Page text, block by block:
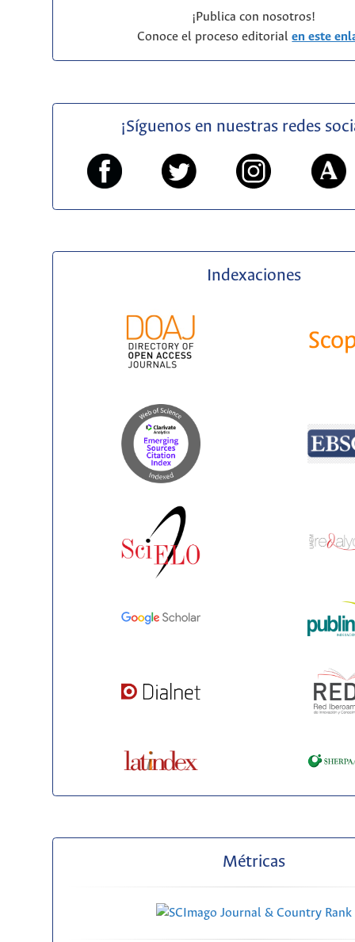
¡Publica con nosotros!
Conoce el proceso editorialen este
¡Síguenos en nuestras redes
Indexaciones
Métricas